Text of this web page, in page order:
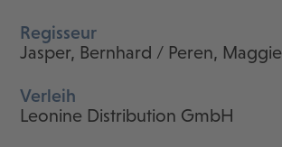
Regisseur
Jasper, Bernhard / Peren, Maggie
Verleih
Leonine Distribution GmbH